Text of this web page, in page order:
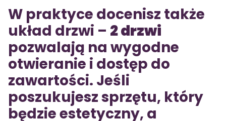
W praktyce docenisz także
układ drzwi – 2 drzwi
pozwalają na wygodne
otwieranie i dostęp do
zawartości. Jeśli
poszukujesz sprzętu, który
będzie estetyczny, a